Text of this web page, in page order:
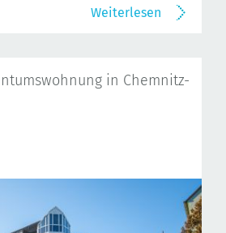
Weiterlesen
in Chemnitz-